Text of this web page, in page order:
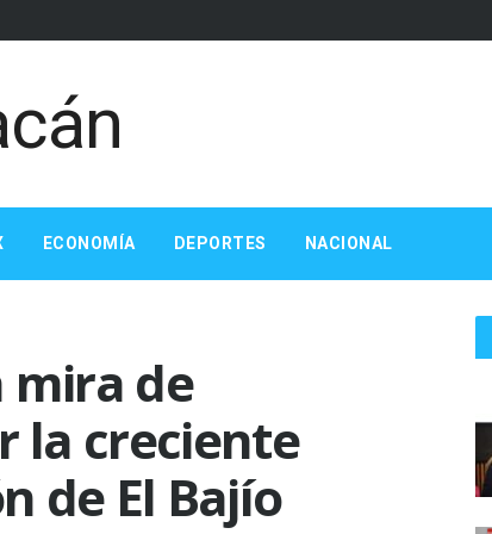
ECONOMÍA DEPORTES NACIONAL
mira de
la creciente
de El Bajío